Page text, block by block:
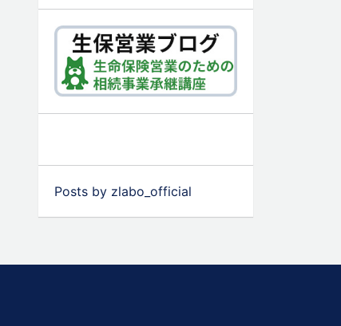
Posts by zlabo_official